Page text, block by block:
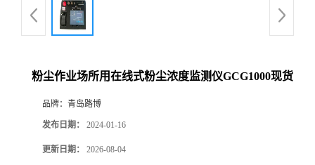
品
厅
粉尘作业场所用在线式粉尘浓度监测仪GCG1000现货
品牌： 青岛路博
发布日期： 2024-01-16
更新日期： 2026-08-04